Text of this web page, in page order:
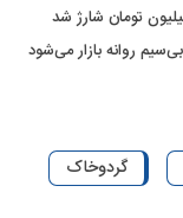
گردوخاک